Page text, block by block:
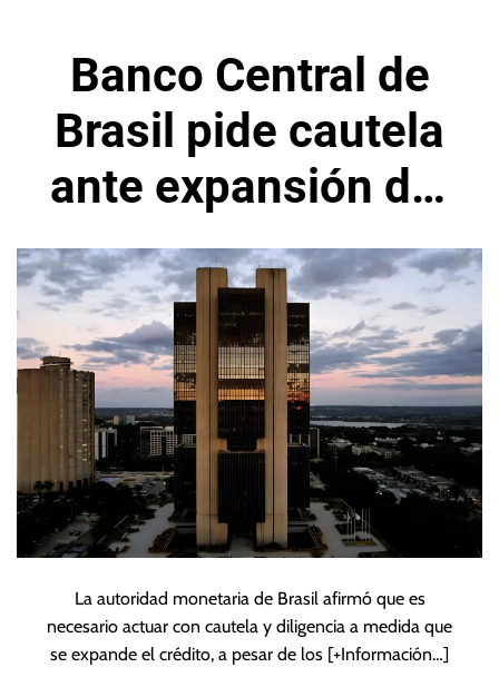
Banco Central de
Brasil pide cautela
ante expansión del
crédito
La autoridad monetaria de Brasil afirmó que es
necesario actuar con cautela y diligencia a medida que
se expande el crédito, a pesar de los [+Información…]